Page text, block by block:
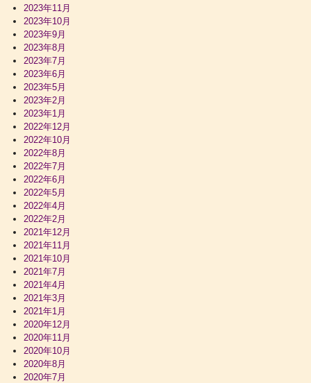
2023年11月
2023年10月
2023年9月
2023年8月
2023年7月
2023年6月
2023年5月
2023年2月
2023年1月
2022年12月
2022年10月
2022年8月
2022年7月
2022年6月
2022年5月
2022年4月
2022年2月
2021年12月
2021年11月
2021年10月
2021年7月
2021年4月
2021年3月
2021年1月
2020年12月
2020年11月
2020年10月
2020年8月
2020年7月